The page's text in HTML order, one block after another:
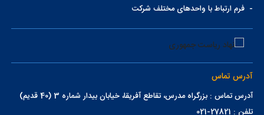
-فرم ارتباط با واحدهای مختلف شرکت
آدرس تماس
آدرس تماس : بزرگراه مدرس، تقاطع آفریقا، خیابان بیدار شماره 3 (40 قدیم)
تلفن : 27821-021